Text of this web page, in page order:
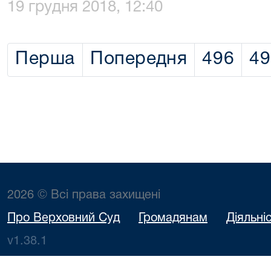
19 грудня 2018, 12:40
Перша Попередня 496
2026 © Всі права захищені
Про Верховний Суд Громадянам
v1.38.1